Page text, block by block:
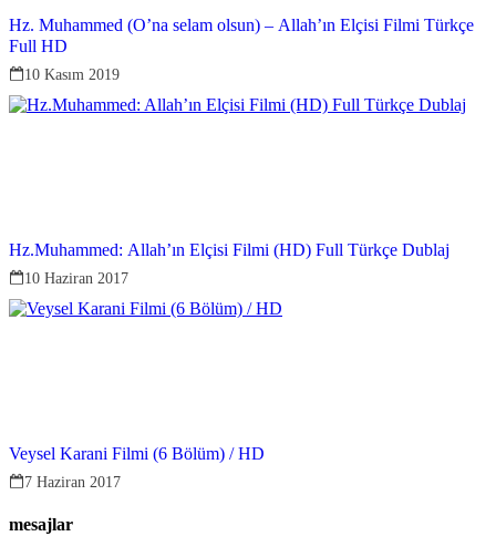
Hz. Muhammed (O’na selam olsun) – Allah’ın Elçisi Filmi Türkçe
Full HD
10 Kasım 2019
Hz.Muhammed: Allah’ın Elçisi Filmi (HD) Full Türkçe Dublaj
10 Haziran 2017
Veysel Karani Filmi (6 Bölüm) / HD
7 Haziran 2017
mesajlar